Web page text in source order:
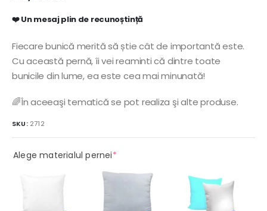
❤️Un mesaj plin de recunoștință
Fiecare bunică merită să știe cât de importantă este.
Cu această pernă, îi vei reaminti că dintre toate
bunicile din lume, ea este cea mai minunată!
🌈În aceeaşi tematică se pot realiza şi alte produse.
SKU: 2712
Alege materialul pernei*(required)